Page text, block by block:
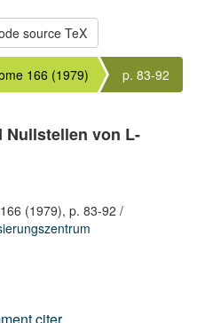
166 (1979) p. 83-92
Nullstellen von L-
(1979), p. 83-92 /